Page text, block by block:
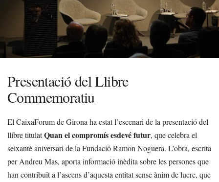
Presentació del Llibre
Commemoratiu
El CaixaForum de Girona ha estat l’escenari de la presentació del
llibre titulatQuan el compromís esdevé futur, que celebra el
seixantè aniversari de la Fundació Ramon Noguera. L’obra, escrita
per Andreu Mas, aporta informació inèdita sobre les persones que
han contribuït a l’ascens d’aquesta entitat sense ànim de lucre, que